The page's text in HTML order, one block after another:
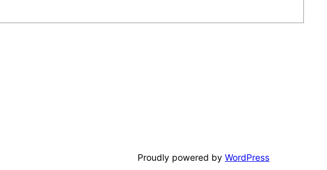
Proudly powered by WordPress